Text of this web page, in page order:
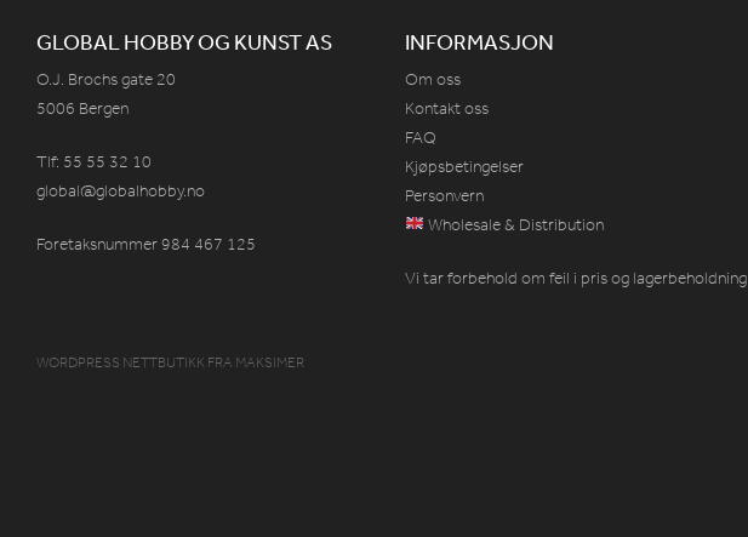
GLOBAL HOBBY OG KUNST AS
O.J. Brochs gate 20
5006 Bergen
Tlf: 55 55 32 10
global@globalhobby.no
Foretaksnummer 984 467 125
INFORMASJON
Om oss
Kontakt oss
FAQ
Kjøpsbetingelser
Personvern
Wholesale & Distribution
Vi tar forbehold om feil i pris og lagerbeholdning
WORDPRESS NETTBUTIKK FRA MAKSIMER